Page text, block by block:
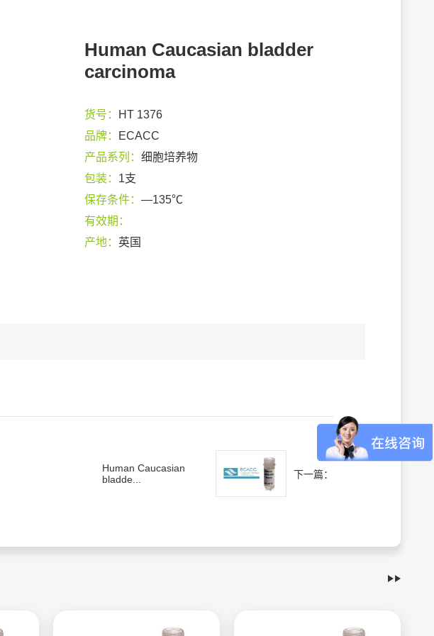
Human Caucasian bladder
carcinoma
货号：
HT 1376
品牌：
ECACC
产品系列： 细胞培养物
包装： 1支
保存条件： —135℃
有效期：
产地： 英国
Human Caucasian
bladde...
下一篇：